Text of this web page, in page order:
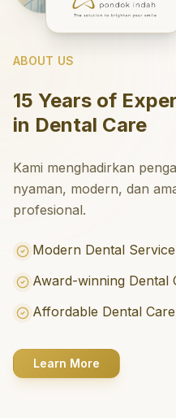
ABOUT US
15 Years of
in Dental Care
Kami menghadirkan
nyaman, modern, dan
profesional.
Modern Dental
Award-winning Dental
Affordable Dental
Learn More